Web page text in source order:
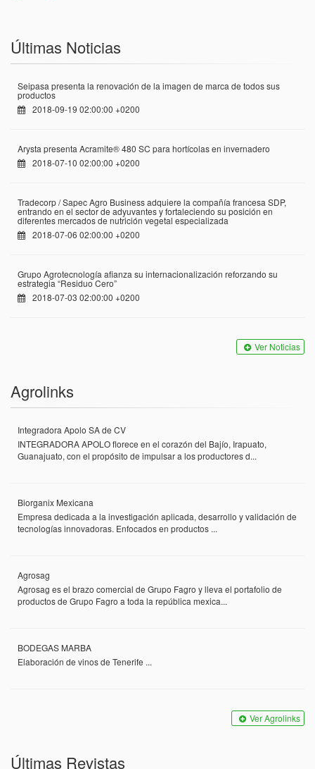
Últimas Noticias
Seipasa presenta la renovación de la imagen de marca de todos sus
productos
2018-09-19 02:00:00 +0200
Arysta presenta Acramite® 480 SC para hortícolas en invernadero
2018-07-10 02:00:00 +0200
Tradecorp / Sapec Agro Business adquiere la compañía francesa SDP,
entrando en el sector de adyuvantes y fortaleciendo su posición en
diferentes mercados de nutrición vegetal especializada
2018-07-06 02:00:00 +0200
Grupo Agrotecnología afianza su internacionalización reforzando su
estrategia “Residuo Cero”
2018-07-03 02:00:00 +0200
Ver Noticias
Agrolinks
Integradora Apolo SA de CV
INTEGRADORA APOLO florece en el corazón del Bajío, Irapuato,
Guanajuato, con el propósito de impulsar a los productores d...
Biorganix Mexicana
Empresa dedicada a la investigación aplicada, desarrollo y validación de
tecnologías innovadoras. Enfocados en productos ...
Agrosag
Agrosag es el brazo comercial de Grupo Fagro y lleva el portafolio de
productos de Grupo Fagro a toda la república mexica...
BODEGAS MARBA
Elaboración de vinos de Tenerife ...
Ver Agrolinks
Últimas Revistas